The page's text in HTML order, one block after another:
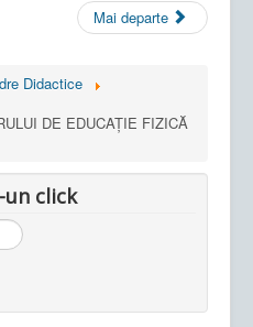
Mai departe
Didactice
DE EDUCAŢIE FIZICĂ
click